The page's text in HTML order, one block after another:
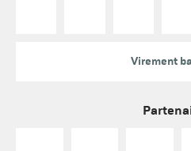
Virement